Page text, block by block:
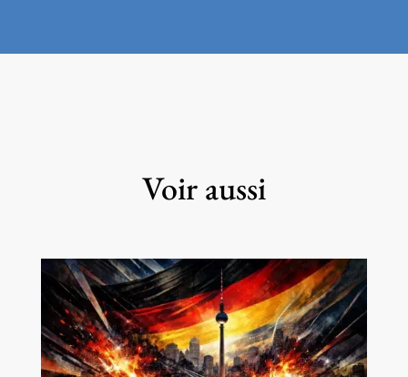
Voir aussi